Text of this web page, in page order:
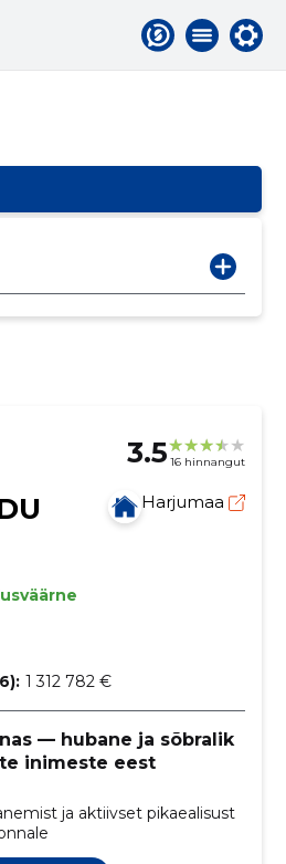
3.5 16 hinnangut
Harjumaa
1 312 782 €
— hubane ja sõbralik
inimeste eest
ja aktiivset pikaealisust